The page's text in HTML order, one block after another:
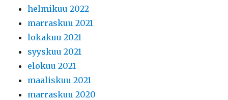
helmikuu 2022
marraskuu 2021
lokakuu 2021
syyskuu 2021
elokuu 2021
maaliskuu 2021
marraskuu 2020